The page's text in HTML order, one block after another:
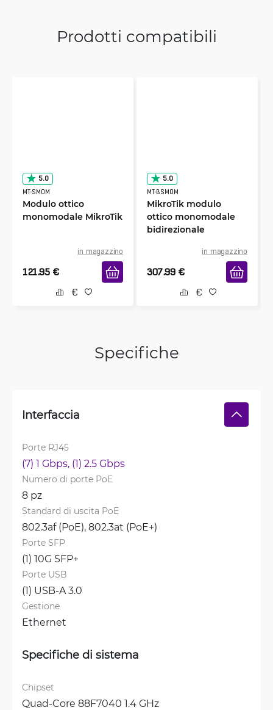
Prodotti compatibili
5.0
MT-SMOM
Modulo ottico
monomodale MikroTik
in magazzino
121.95 €
5.0
MT-BSMOM
MikroTik modulo
ottico monomodale
bidirezionale
in magazzino
307.99 €
Specifiche
Interfaccia
Porte RJ45
(7) 1 Gbps, (1) 2.5 Gbps
Numero di porte PoE
8 pz
Standard di uscita PoE
802.3af (PoE), 802.3at (PoE+)
Porte SFP
(1) 10G SFP+
Porte USB
(1) USB-A 3.0
Gestione
Ethernet
Specifiche di sistema
Chipset
Quad-Core 88F7040 1.4 GHz